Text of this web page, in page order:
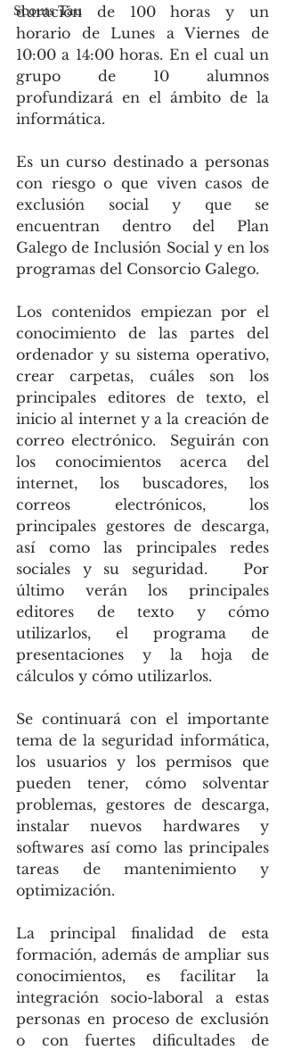
Scouts Tau
duración de 100 horas y un
horario de Lunes a Viernes de
10:00 a 14:00 horas. En el cual un
grupo de 10 alumnos
profundizará en el ámbito de la
informática.
Es un curso destinado a personas
con riesgo o que viven casos de
exclusión social y que se
encuentran dentro del Plan
Galego de Inclusión Social y en los
programas del Consorcio Galego.
Los contenidos empiezan por el
conocimiento de las partes del
ordenador y su sistema operativo,
crear carpetas, cuáles son los
principales editores de texto, el
inicio al internet y a la creación de
correo electrónico.  Seguirán con
los conocimientos acerca del
internet, los buscadores, los
correos electrónicos, los
principales gestores de descarga,
así como las principales redes
sociales y su seguridad.   Por
último verán los principales
editores de texto y cómo
utilizarlos, el programa de
presentaciones y la hoja de
cálculos y cómo utilizarlos.
Se continuará con el importante
tema de la seguridad informática,
los usuarios y los permisos que
pueden tener, cómo solventar
problemas, gestores de descarga,
instalar nuevos hardwares y
softwares así como las principales
tareas de mantenimiento y
optimización.
La principal finalidad de esta
formación, además de ampliar sus
conocimientos, es facilitar la
integración socio-laboral a estas
personas en proceso de exclusión
o con fuertes dificultades de